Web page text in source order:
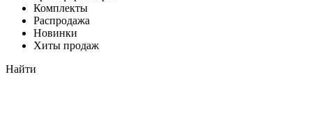
Комплекты
Распродажа
Новинки
Хиты продаж
Найти